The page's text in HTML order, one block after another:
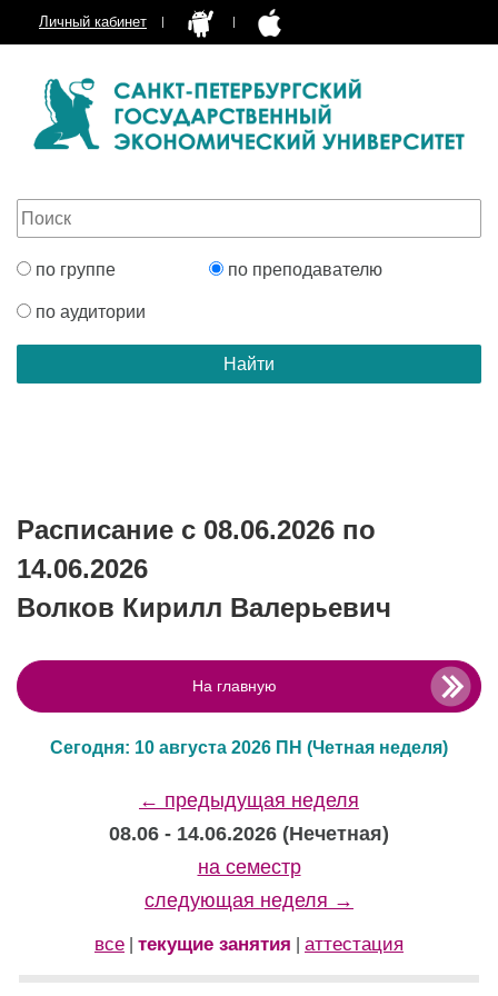
Личный кабинет
по группе по преподавателю
по аудитории
Расписание с 08.06.2026 по
14.06.2026
Волков Кирилл Валерьевич
На главную
Сегодня: 10 августа 2026 ПН (Четная неделя)
← предыдущая неделя
08.06 - 14.06.2026 (Нечетная)
на семестр
следующая неделя →
все текущие занятия аттестация